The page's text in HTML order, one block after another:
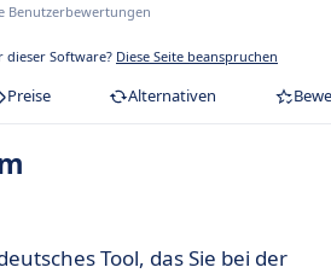
Benutzerbewertungen
dieser Software? Diese Seite beanspruchen
Preise Alternativen
Tool, das Sie bei der